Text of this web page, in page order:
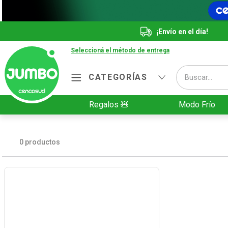
¡Envío en el día!
Seleccioná el método de entrega
CATEGORÍAS
Buscar...
Regalos 🧸 Modo Frío
0 productos
Términos más buscados
Galletitas